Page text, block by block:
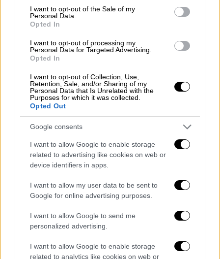
consent section.
I want to opt-out of the Sale of my
Personal Data.
Opted In
I want to opt-out of processing my
Personal Data for Targeted Advertising.
Opted In
I want to opt-out of Collection, Use,
Retention, Sale, and/or Sharing of my
Personal Data that Is Unrelated with the
Purposes for which it was collected.
Opted Out
Google consents
I want to allow Google to enable storage
related to advertising like cookies on web or
device identifiers in apps.
I want to allow my user data to be sent to
Google for online advertising purposes.
I want to allow Google to send me
personalized advertising.
I want to allow Google to enable storage
related to analytics like cookies on web or
Τι κατήγγειλαν οι γονείς του παιδιού
μαθητή, και όπως αναφέρει η ΕΡΤ, κατά την
επιστροφή, μέσα στο λεωφορείο, τρεις
συμμαθητές του τον άρπαξαν και του
πέρασαν μια σακούλα στο
κεφάλι, κάνοντας
Το παιδί αντέδρασε,ξέφυγε και ενημέρωσε
τουςεκπαιδευτικούς, οι οποίοι, σύμφωνα με
τον δικηγόρο της οικογένειας, επιχείρησαν
να επιλύσουν το θέμα εσωτερικά. Ωστόσο, οι
παιδί πέφτει θύμα bullyingαπό
συγκεκριμένους συμμαθητές του εδώ και
δύο χρόνια, με αποτέλεσμα να σκέφτονται να